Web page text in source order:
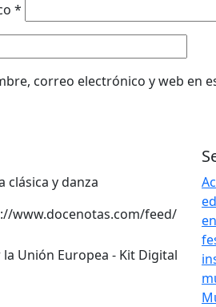
*
correo electrónico y web en
clásica y danza
www.docenotas.com/feed/